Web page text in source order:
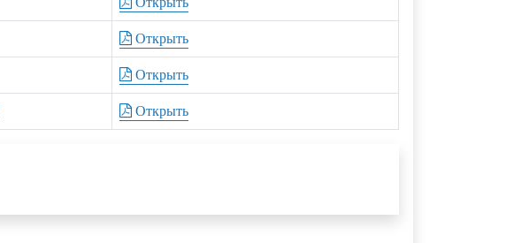
Открыть
Открыть
Открыть